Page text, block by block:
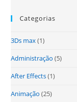
Categorias
3Ds max(1)
Administração (5)
After Effects(1)
Animação (25)